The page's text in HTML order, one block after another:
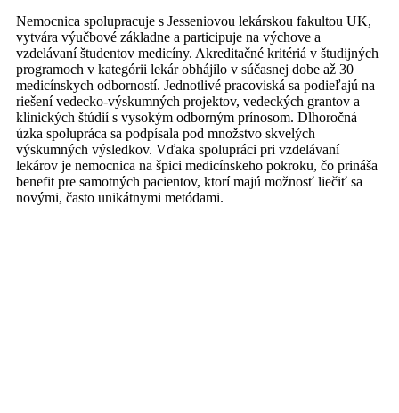
Nemocnica spolupracuje s Jesseniovou lekárskou fakultou UK,
vytvára výučbové základne a participuje na výchove a
vzdelávaní študentov medicíny. Akreditačné kritériá v študijných
programoch v kategórii lekár obhájilo v súčasnej dobe až 30
medicínskych odborností. Jednotlivé pracoviská sa podieľajú na
riešení vedecko-výskumných projektov, vedeckých grantov a
klinických štúdií s vysokým odborným prínosom. Dlhoročná
úzka spolupráca sa podpísala pod množstvo skvelých
výskumných výsledkov. Vďaka spolupráci pri vzdelávaní
lekárov je nemocnica na špici medicínskeho pokroku, čo prináša
benefit pre samotných pacientov, ktorí majú možnosť liečiť sa
novými, často unikátnymi metódami.